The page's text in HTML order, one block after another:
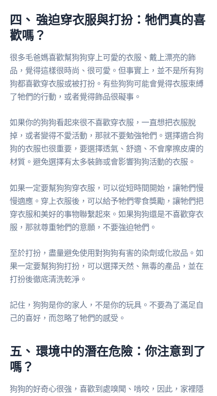
四、 強迫穿衣服與打扮：牠們真的喜
歡嗎？
很多毛爸媽喜歡幫狗狗穿上可愛的衣服、戴上漂亮的飾
品，覺得這樣很時尚、很可愛。但事實上，並不是所有狗
狗都喜歡穿衣服或被打扮。有些狗狗可能會覺得衣服束縛
了牠們的行動，或者覺得飾品很礙事。
如果你的狗狗看起來很不喜歡穿衣服，一直想把衣服脫
掉，或者變得不愛活動，那就不要勉強牠們。選擇適合狗
狗的衣服也很重要，要選擇透氣、舒適、不會摩擦皮膚的
材質。避免選擇有太多裝飾或會影響狗狗活動的衣服。
如果一定要幫狗狗穿衣服，可以從短時間開始，讓牠們慢
慢適應。穿上衣服後，可以給予牠們零食獎勵，讓牠們把
穿衣服和美好的事物聯繫起來。如果狗狗還是不喜歡穿衣
服，那就尊重牠們的意願，不要強迫牠們。
至於打扮，盡量避免使用對狗狗有害的染劑或化妝品。如
果一定要幫狗狗打扮，可以選擇天然、無毒的產品，並在
打扮後徹底清洗乾淨。
記住，狗狗是你的家人，不是你的玩具。不要為了滿足自
己的喜好，而忽略了牠們的感受。
五、 環境中的潛在危險：你注意到了
嗎？
狗狗的好奇心很強，喜歡到處嗅聞、啃咬，因此，家裡隱